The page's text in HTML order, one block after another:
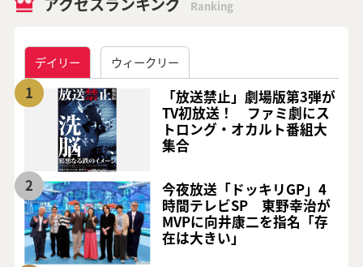
Ranking
デイリー ウィークリー
1
「放送禁止」劇場版第3弾が
TV初放送！ ファミ劇にス
トロング・オカルト番組大
集合
2
今夜放送「ドッキリGP」4
時間テレビSP 東野幸治が
MVPに向井康二を指名「存
在は大きい」